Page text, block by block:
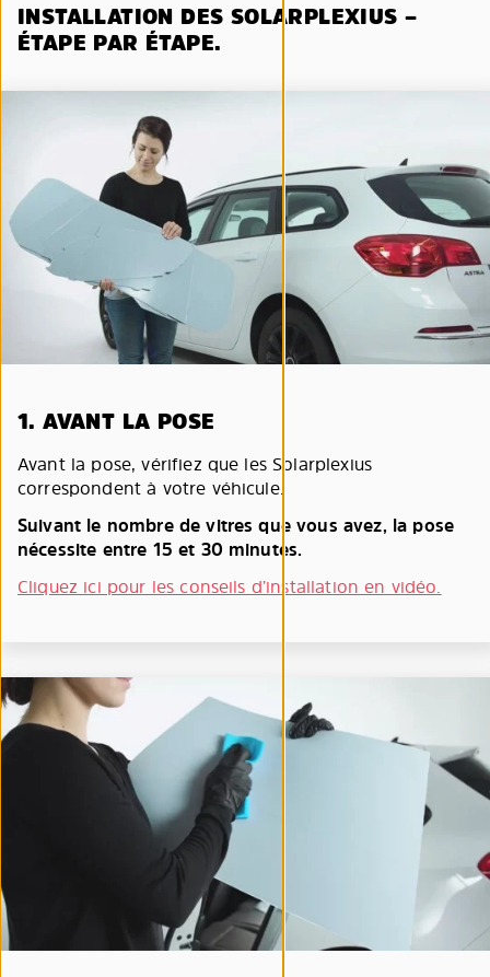
INSTALLATION DES SOLARPLEXIUS –
ÉTAPE PAR ÉTAPE.
1. AVANT LA POSE
Avant la pose, vérifiez que les Solarplexius
correspondent à votre véhicule.
Suivant le nombre de vitres que vous avez, la pose
nécessite entre 15 et 30 minutes.
Cliquez ici pour les conseils d’installation en vidéo.